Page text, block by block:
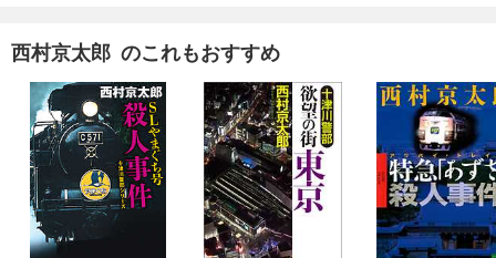
西村京太郎 のこれもおすすめ